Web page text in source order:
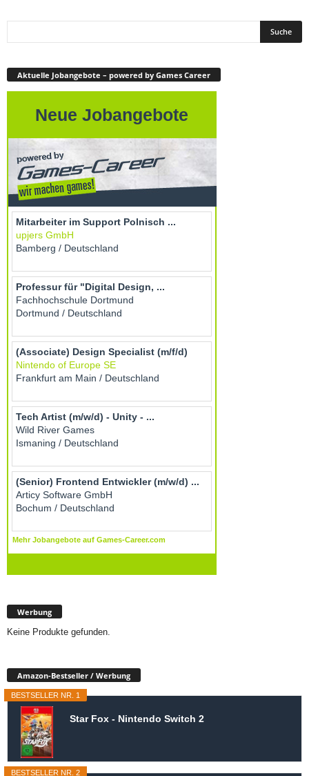
Aktuelle Jobangebote – powered by Games Career
Werbung
Keine Produkte gefunden.
Amazon-Bestseller / Werbung
BESTSELLER NR. 1
Star Fox - Nintendo Switch 2
BESTSELLER NR. 2